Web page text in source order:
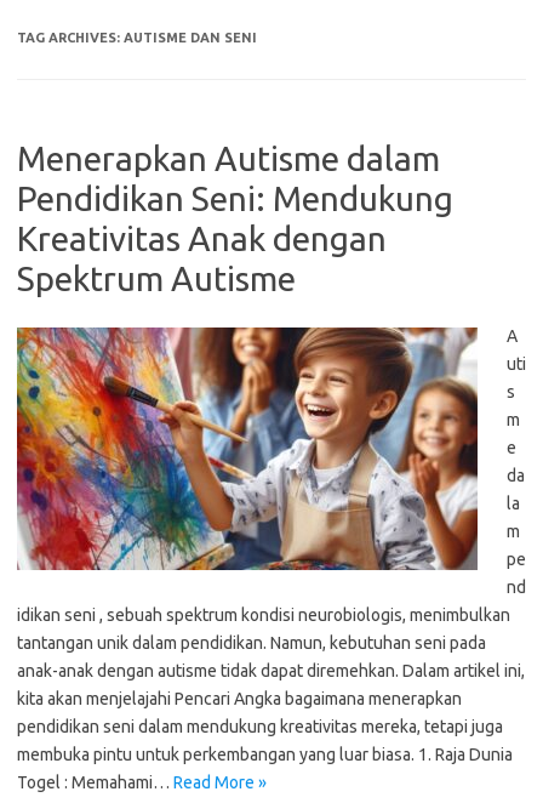
TAG ARCHIVES: AUTISME DAN SENI
Menerapkan Autisme dalam
Pendidikan Seni: Mendukung
Kreativitas Anak dengan
Spektrum Autisme
A
uti
s
m
e
da
la
m
pe
nd
idikan seni , sebuah spektrum kondisi neurobiologis, menimbulkan
tantangan unik dalam pendidikan. Namun, kebutuhan seni pada
anak-anak dengan autisme tidak dapat diremehkan. Dalam artikel ini,
kita akan menjelajahi Pencari Angka bagaimana menerapkan
pendidikan seni dalam mendukung kreativitas mereka, tetapi juga
membuka pintu untuk perkembangan yang luar biasa. 1. Raja Dunia
Togel : Memahami… Read More »